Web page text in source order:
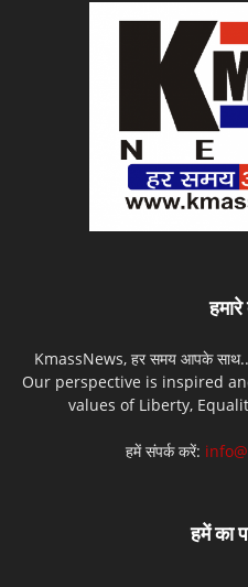
हमारे
KmassNews, हर समय आपके
Our perspective is inspired
values of Liberty,
हमें संपर्क करें:
हमें का